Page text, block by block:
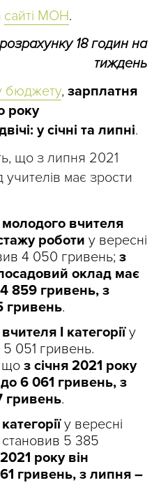
сайті МОН.
18 годин на
тиждень
бюджету, зарплатня
року
у січні та липні.
що з липня 2021
має зрости
молодого вчителя
роботи у вересні
4 050 гривень; з
оклад має
859 гривень, з
гривень.
вчителя I категоріїу
051 гривень.
що з січня 2021 року
6 061 гривень, з
гривень.
у вересні
5 385
2021 року він
гривень, з липня –